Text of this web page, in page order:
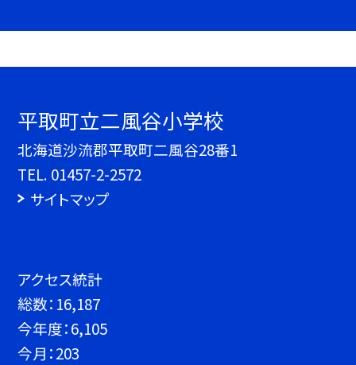
平取町立二風谷小学校
北海道沙流郡平取町二風谷28番1
TEL. 01457-2-2572
サイトマップ
アクセス統計
総数： 16,187
今年度：6,105
今月：203